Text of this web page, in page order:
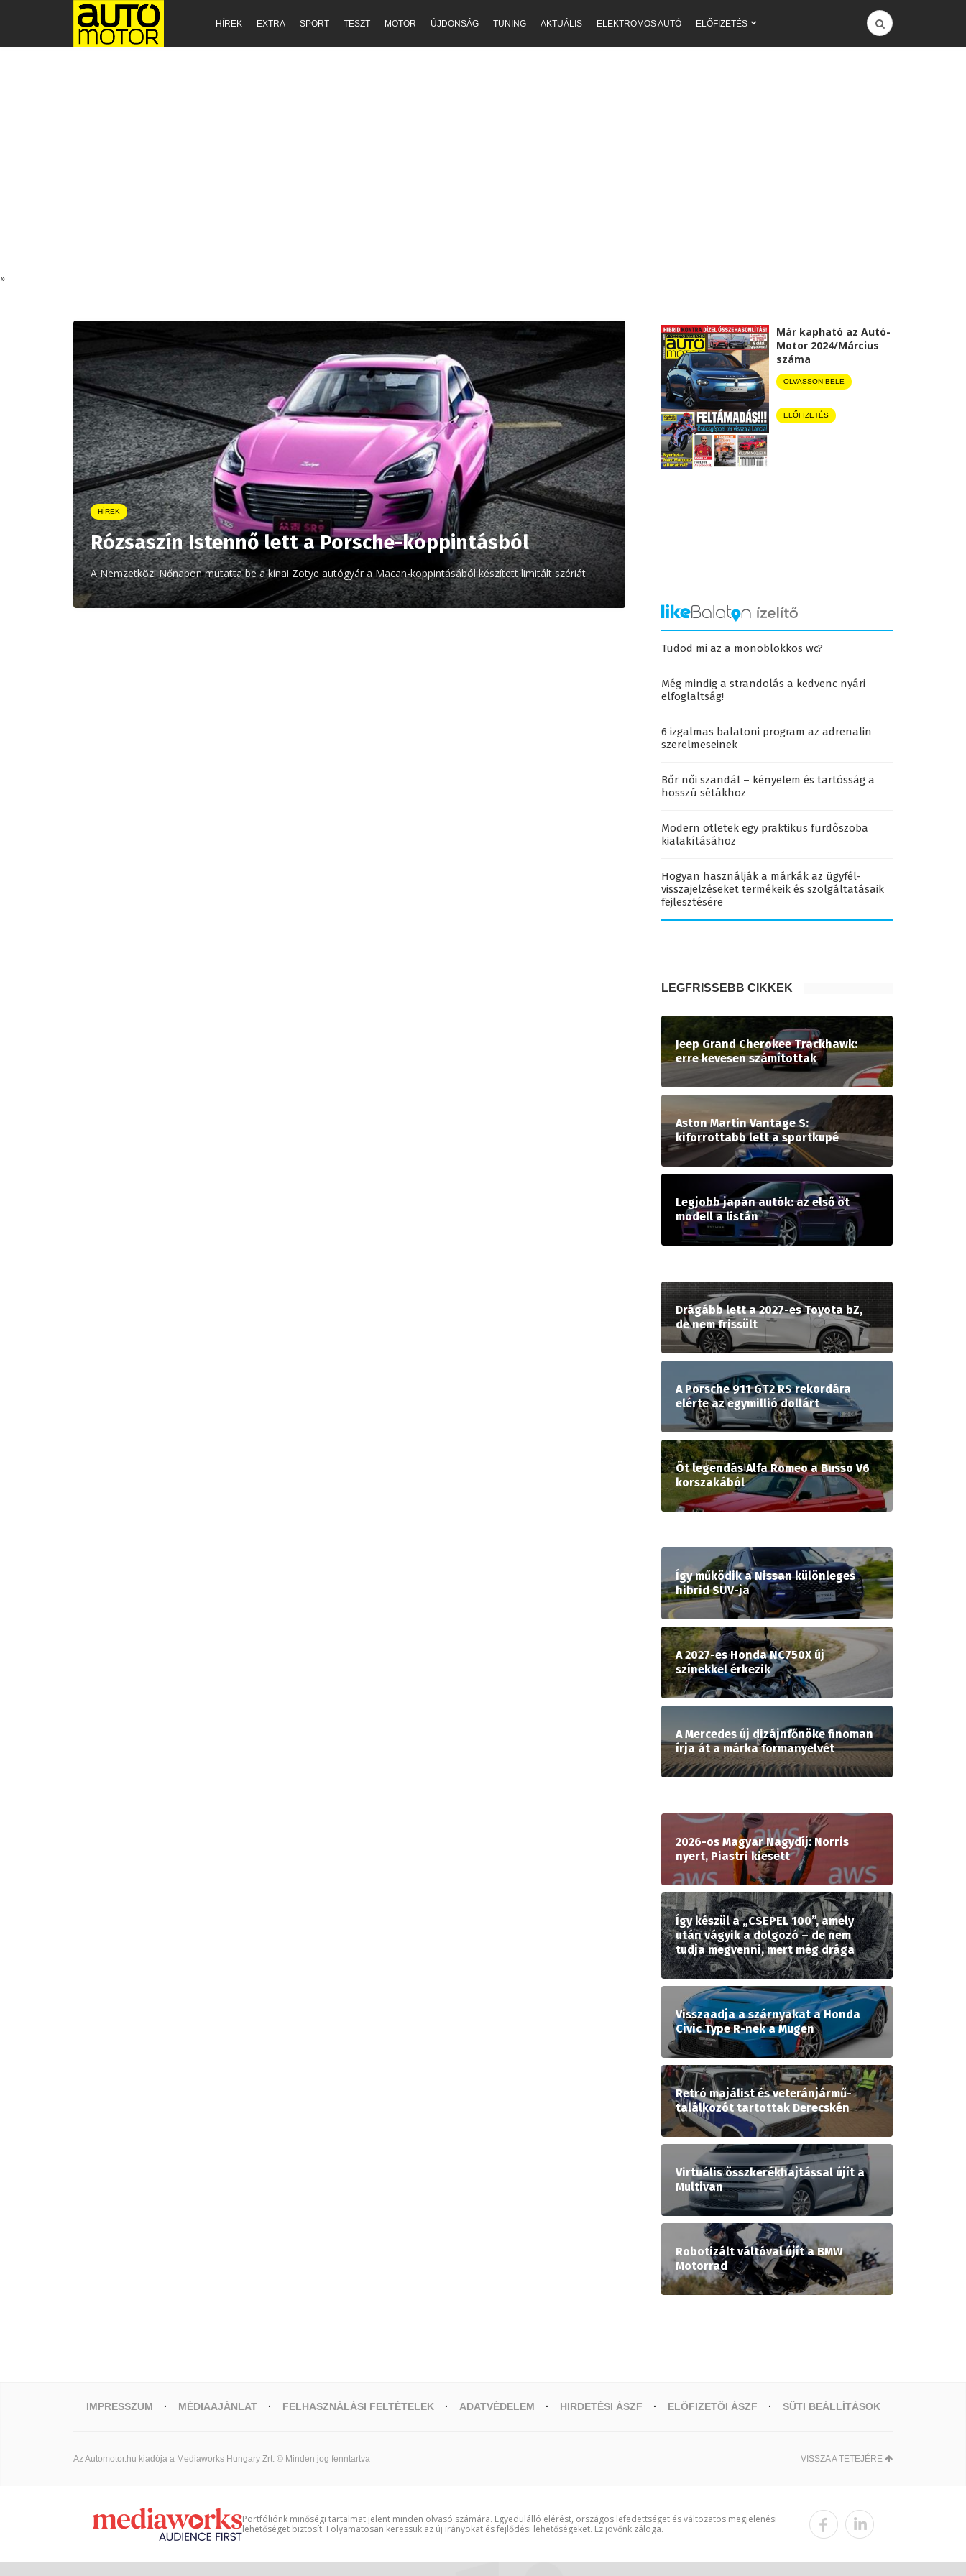
HÍREK EXTRA SPORT TESZT MOTOR ÚJDONSÁG TUNING AKTUÁLIS ELEKTROMOS AUTÓ ELŐFIZETÉS
»
HÍREK
Rózsaszín Istennő lett a Porsche-koppintásból
A Nemzetközi Nőnapon mutatta be a kínai Zotye autógyár a Macan-koppintásából készített limitált szériát.
Már kapható az Autó-
Motor 2024/Március
száma
OLVASSON BELE
ELŐFIZETÉS
Tudod mi az a monoblokkos wc?
Még mindig a strandolás a kedvenc nyári
elfoglaltság!
6 izgalmas balatoni program az adrenalin
szerelmeseinek
Bőr női szandál – kényelem és tartósság a
hosszú sétákhoz
Modern ötletek egy praktikus fürdőszoba
kialakításához
Hogyan használják a márkák az ügyfél-
visszajelzéseket termékeik és szolgáltatásaik
fejlesztésére
LEGFRISSEBB CIKKEK
Jeep Grand Cherokee Trackhawk:
erre kevesen számítottak
Aston Martin Vantage S:
kiforrottabb lett a sportkupé
Legjobb japán autók: az első öt
modell a listán
Drágább lett a 2027-es Toyota bZ,
de nem frissült
A Porsche 911 GT2 RS rekordára
elérte az egymillió dollárt
Öt legendás Alfa Romeo a Busso V6
korszakából
Így működik a Nissan különleges
hibrid SUV-ja
A 2027-es Honda NC750X új
színekkel érkezik
A Mercedes új dizájnfőnöke finoman
írja át a márka formanyelvét
2026-os Magyar Nagydíj: Norris
nyert, Piastri kiesett
Így készül a „CSEPEL 100”, amely
után vágyik a dolgozó – de nem
tudja megvenni, mert még drága
Visszaadja a szárnyakat a Honda
Civic Type R-nek a Mugen
Retró majálist és veteránjármű-
találkozót tartottak Derecskén
Virtuális összkerékhajtással újít a
Multivan
Robotizált váltóval újít a BMW
Motorrad
IMPRESSZUM MÉDIAAJÁNLAT FELHASZNÁLÁSI FELTÉTELEK ADATVÉDELEM HIRDETÉSI ÁSZF ELŐFIZETŐI ÁSZF SÜTI BEÁLLÍTÁSOK
Az Automotor.hu kiadója a Mediaworks Hungary Zrt. © Minden jog fenntartva VISSZA A TETEJÉRE
Portfóliónk minőségi tartalmat jelent minden olvasó számára. Egyedülálló elérést, országos lefedettséget és változatos megjelenési
lehetőséget biztosít. Folyamatosan keressük az új irányokat és fejlődési lehetőségeket. Ez jövőnk záloga.